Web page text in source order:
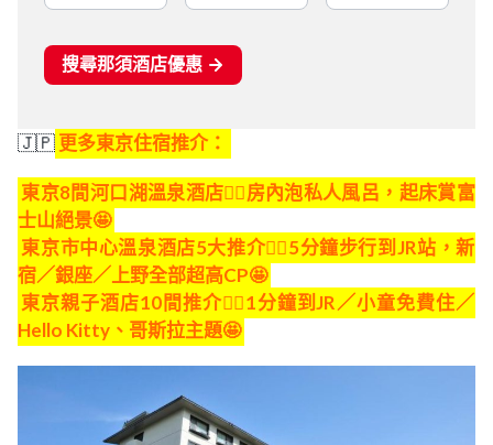
🇯🇵更多東京住宿推介：
東京8間河口湖溫泉酒店👍🏻房內泡私人風呂，起床賞富
士山絕景🤩
東京市中心溫泉酒店5大推介👍🏻5分鐘步行到JR站，新
宿／銀座／上野全部超高CP🤩
東京親子酒店10間推介👍🏻1分鐘到JR／小童免費住／
Hello Kitty、哥斯拉主題🤩